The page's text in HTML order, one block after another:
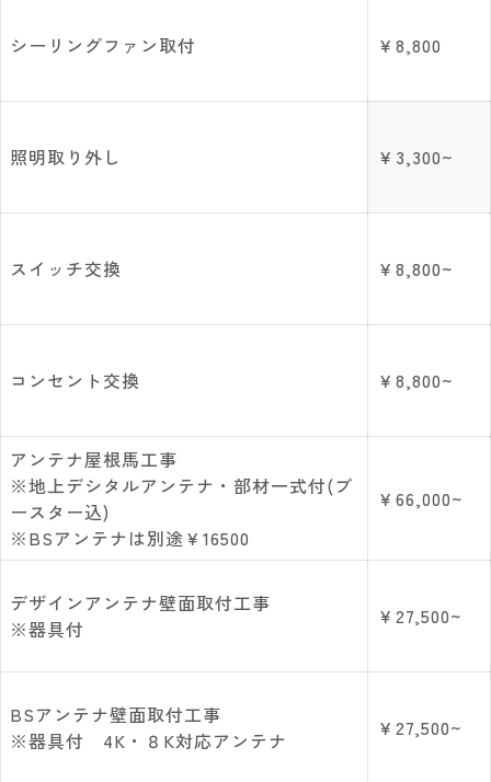
シーリングファン取付 ￥8,800
照明取り外し ￥3,300~
スイッチ交換 ￥8,800~
コンセント交換 ￥8,800~
アンテナ屋根馬工事
※地上デシタルアンテナ・部材一式付(ブ
ースター込)
※BSアンテナは別途￥16500
￥66,000~
デザインアンテナ壁面取付工事
※器具付
￥27,500~
BSアンテナ壁面取付工事
※器具付 4K・８K対応アンテナ
￥27,500~